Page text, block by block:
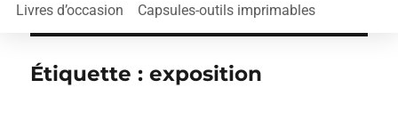
Livres d’occasion
Capsules-outils imprimables
Étiquette :exposition